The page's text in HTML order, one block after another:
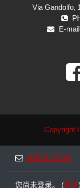
Via Gandolfo,
E-
Copyright
联系站点支持
您尚未登录。 (登录)